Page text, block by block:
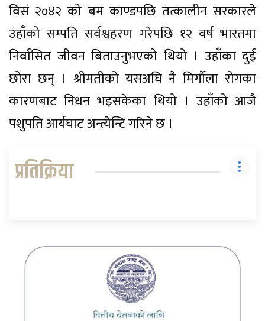
विसं २०४२ को बम काण्डपछि तत्कालीन सरकारले
उहाँको सम्पति सर्वश्वहरण गरेपछि १२ वर्ष भारतमा
निर्वासित जीवन बिताउनुभएको थियो । उहाँका दुई
छोरा छन् । श्रीमतीको यसअघि नै मिर्गौला रोगका
कारणबाट निधन भइसकेका थियो । उहाँको आजै
पशुपति आर्यघाट अन्त्येन्टि गरिने छ ।
प्रतिक्रिया